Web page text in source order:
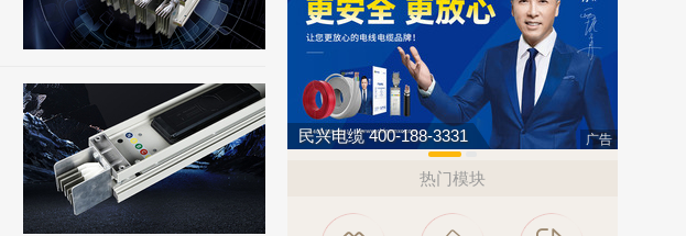
民兴电缆 400-188-3331 广告
热门模块